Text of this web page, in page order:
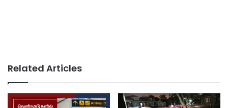
Related Articles